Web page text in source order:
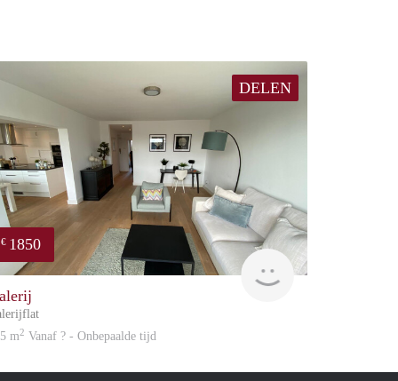
DELEN
€ 1850
Great Expatation
m2 Vanaf ? - Onbepaalde tijd